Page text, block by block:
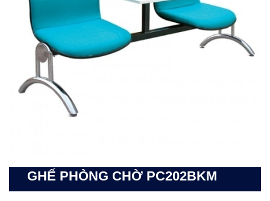
GHẾ PHÒNG CHỜ PC202BKM